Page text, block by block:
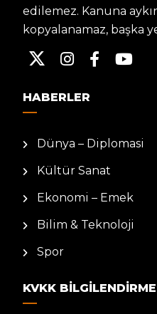
edilemez. Kanuna
kopyalanamaz, başka
HABERLER
Dünya – Diplomasi
Kültür Sanat
Ekonomi – Emek
Bilim & Teknoloji
Spor
KVKK